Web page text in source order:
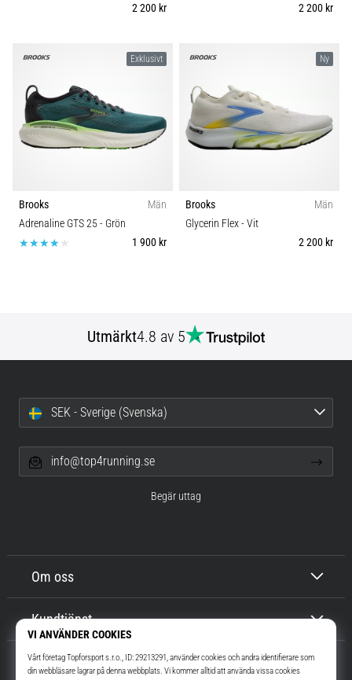
2 200 kr
2 200 kr
Exklusivt
Brooks
Män
Adrenaline GTS 25- Grön
1 900 kr
Ny
Brooks
Män
Glycerin Flex- Vit
2 200 kr
Utmärkt4.8 av 5
Om oss
Kundtjänst
SEK - Sverige (Svenska)
info@top4running.se
Begär uttag